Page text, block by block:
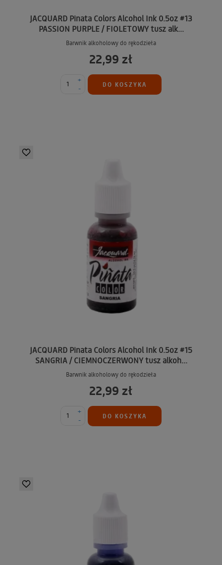
JACQUARD Pinata Colors Alcohol Ink 0.5oz #13
PASSION PURPLE / FIOLETOWY tusz alk...
Barwnik alkoholowy do rękodzieła
22,99 zł
-
+
DO KOSZYKA
JACQUARD Pinata Colors Alcohol Ink 0.5oz #15
SANGRIA / CIEMNOCZERWONY tusz alkoh...
Barwnik alkoholowy do rękodzieła
22,99 zł
-
+
DO KOSZYKA